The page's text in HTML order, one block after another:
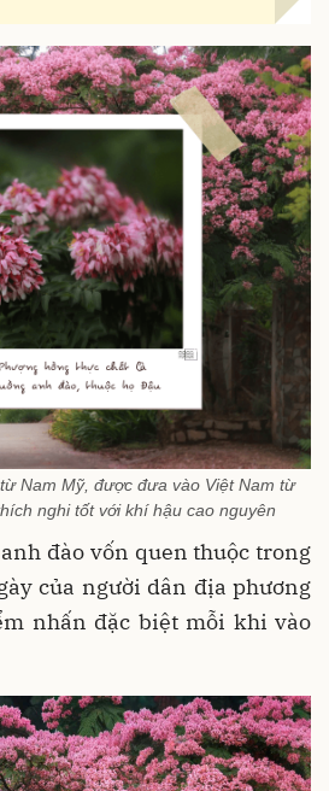
Nam Mỹ, được đưa vào Việt Nam từ
nghi tốt với khí hậu cao nguyên
đào vốn quen thuộc trong
của người dân địa phương
nhấn đặc biệt mỗi khi vào